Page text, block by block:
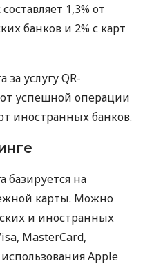
1,3% от
банков и 2% с карт
за услугу QR-
от успешной операции
иностранных банков.
базируется на
карты. Можно
и иностранных
MasterCard,
Apple